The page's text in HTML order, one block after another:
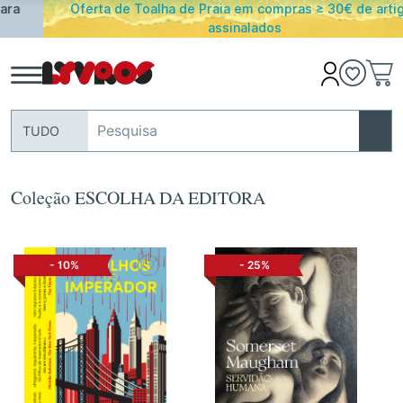
Oferta de Toalha de Praia em compras ≥ 30€ de artigos
assinalados
TUDO
Coleção ESCOLHA DA EDITORA
- 10% - 25%